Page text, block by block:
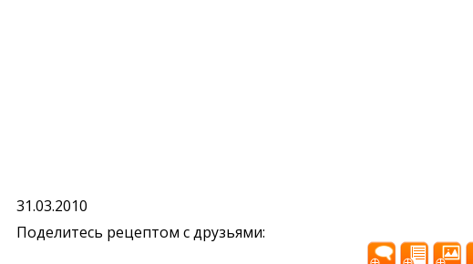
31.03.2010
Поделитесь рецептом с друзьями: